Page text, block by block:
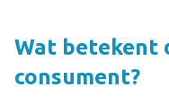
Wat betekent
consument?